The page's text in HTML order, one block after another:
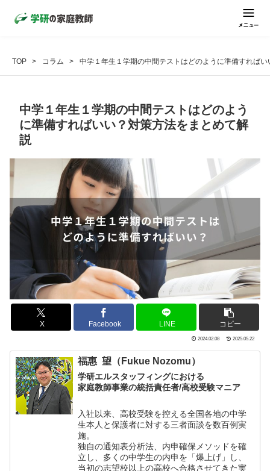
TOP コラム 中学１年生１学期の中間テストはどのように準備すれば
中学１年生１学期の中間テストはどのよう
に準備すればいい？対策方法をまとめて解
説
X Facebook LINE コピー
2024.02.08 2025.05.22
福惠 望（Fukue Nozomu）
学研エルスタッフィングにおける
家庭教師事業の統括責任者/高校受験マニア
入社以来、高校受験を控える全国各地の中学
生本人と保護者に対する三者面談を数百例実
施。
独自の通知表分析法、内申確保メソッドを確
立し、多くの中学生の内申を「爆上げ」し、
当初の志望校以上の高校へ合格させてきた実